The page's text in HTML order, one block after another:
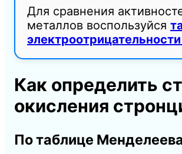
Для сравнения
металлов воспользуйся
электроотрицательности
Как определить
окисления
По таблице